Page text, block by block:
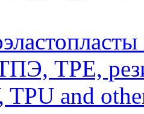
TPE,
TPU and